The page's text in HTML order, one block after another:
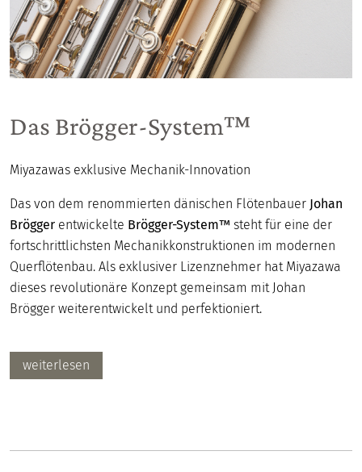
Das Brögger-System™
Miyazawas exklusive Mechanik-Innovation
Das von dem renommierten dänischen Flötenbauer Johan
Brögger entwickelte Brögger-System™ steht für eine der
fortschrittlichsten Mechanikkonstruktionen im modernen
Querflötenbau. Als exklusiver Lizenznehmer hat Miyazawa
dieses revolutionäre Konzept gemeinsam mit Johan
Brögger weiterentwickelt und perfektioniert.
weiterlesen